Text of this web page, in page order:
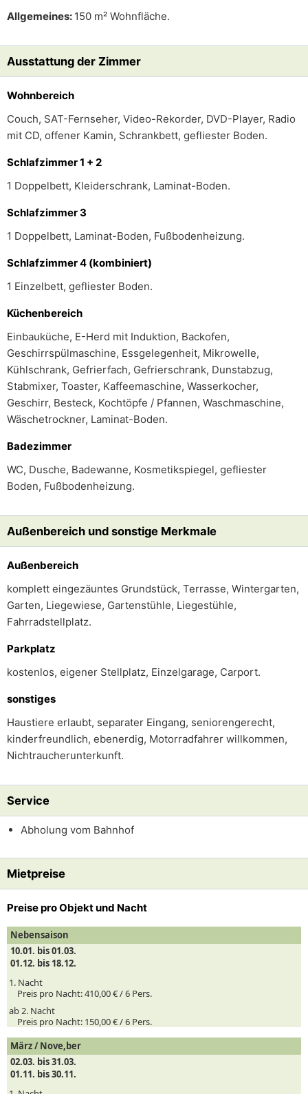
Allgemeines: 150 m² Wohnfläche.
Ausstattung der Zimmer
Wohnbereich
Couch, SAT-Fernseher, Video-Rekorder, DVD-Player, Radio
mit CD, offener Kamin, Schrankbett, gefliester Boden.
Schlafzimmer 1 + 2
1 Doppelbett, Kleiderschrank, Laminat-Boden.
Schlafzimmer 3
1 Doppelbett, Laminat-Boden, Fußbodenheizung.
Schlafzimmer 4 (kombiniert)
1 Einzelbett, gefliester Boden.
Küchenbereich
Einbauküche, E-Herd mit Induktion, Backofen,
Geschirrspülmaschine, Essgelegenheit, Mikrowelle,
Kühlschrank, Gefrierfach, Gefrierschrank, Dunstabzug,
Stabmixer, Toaster, Kaffeemaschine, Wasserkocher,
Geschirr, Besteck, Kochtöpfe / Pfannen, Waschmaschine,
Wäschetrockner, Laminat-Boden.
Badezimmer
WC, Dusche, Badewanne, Kosmetikspiegel, gefliester
Boden, Fußbodenheizung.
Außenbereich und sonstige Merkmale
Außenbereich
komplett eingezäuntes Grundstück, Terrasse, Wintergarten,
Garten, Liegewiese, Gartenstühle, Liegestühle,
Fahrradstellplatz.
Parkplatz
kostenlos, eigener Stellplatz, Einzelgarage, Carport.
sonstiges
Haustiere erlaubt, separater Eingang, seniorengerecht,
kinderfreundlich, ebenerdig, Motorradfahrer willkommen,
Nichtraucherunterkunft.
Service
Abholung vom Bahnhof
Mietpreise
Preise pro Objekt und Nacht
Nebensaison
10.01. bis 01.03.
01.12. bis 18.12.
1. Nacht
Preis pro Nacht:410,00 € /6 Pers.
ab 2. Nacht
Preis pro Nacht: 150,00 € /6 Pers.
März / Nove,ber
02.03. bis 31.03.
01.11. bis 30.11.